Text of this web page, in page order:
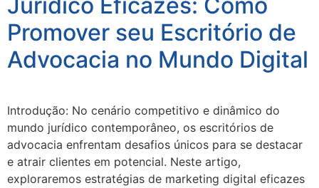
Promover seu Escritório de
Advocacia no Mundo Digital
Introdução: No cenário competitivo e dinâmico do
mundo jurídico contemporâneo, os escritórios de
advocacia enfrentam desafios únicos para se destacar
e atrair clientes em potencial. Neste artigo,
exploraremos estratégias de marketing digital eficazes